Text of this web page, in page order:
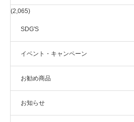
(2,065)
SDG'S
イベント・キャンペーン
お勧め商品
お知らせ